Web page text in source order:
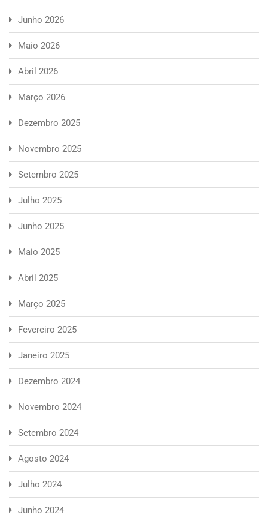
Junho 2026
Maio 2026
Abril 2026
Março 2026
Dezembro 2025
Novembro 2025
Setembro 2025
Julho 2025
Junho 2025
Maio 2025
Abril 2025
Março 2025
Fevereiro 2025
Janeiro 2025
Dezembro 2024
Novembro 2024
Setembro 2024
Agosto 2024
Julho 2024
Junho 2024